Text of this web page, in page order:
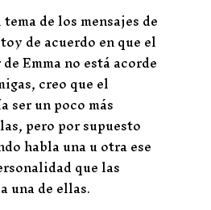
de los mensajes de
de acuerdo en que el
Emma no está acorde
creo que el
ser un poco más
pero por supuesto
habla una u otra ese
que las
una de ellas.